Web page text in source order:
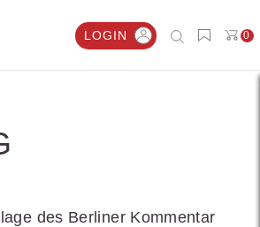
LOGIN 0
des Berliner Kommentar